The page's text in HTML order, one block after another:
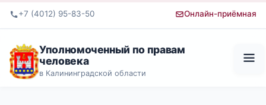
+7 (4012) 95-83-50 Онлайн-приёмная
Уполномоченный по правам
человека
в Калининградской области